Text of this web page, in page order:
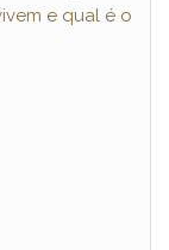
e qual é o